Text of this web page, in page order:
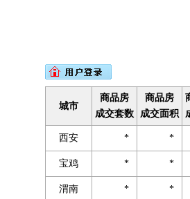
城市
商品房
成交套数
商品房
成交面积
西安 * *
宝鸡 * *
渭南 * *